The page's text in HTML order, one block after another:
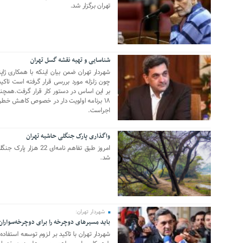
تهران برگزار شد.
05 اکتبر 2019
شناسایی و تهیه نقشه گسل تهران
شهردار تهران ضمن بیان اینکه با همکاری
چون زلزله مورد بررسی قرار گرفته است
بر این اساس در دستور کار قرار
۱۸ برنامه اولویت دار در خصوص کاهش
اجراست.
05 اکتبر 2019
واگذاری پارک جنگلی حاشیه تهران
امروز طبق تفاهم
شد.
23 سپتامبر 2019
شهردار تهران:
باید مسیرهای دوچرخه را برای
شهردار تهران با تاکید بر لزوم توسعه